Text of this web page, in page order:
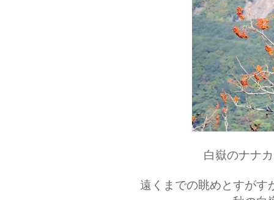
白嶽のナナ
遠くまでの眺めとすがす